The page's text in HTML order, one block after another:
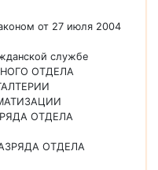
от 27 июля 2004
службе
ОТДЕЛА
ОТДЕЛА
ОТДЕЛА